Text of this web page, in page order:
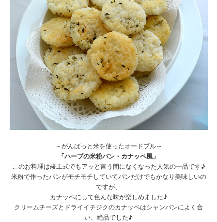
～がんばっと米を使ったオードブル～
「ハーブの米粉パン・カナッペ風」
このお料理は竣工式でもアッと言う間になくなった人気の一品です♪
米粉で作ったパンがモチモチしていてパンだけでもかなり美味しいの
ですが、
カナッペにして色んな味が楽しめました♪
クリームチーズとドライイチジクのカナッペはシャンパンによく合
い、絶品でした♪